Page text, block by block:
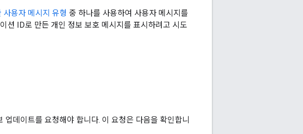
사용자 메시지 유형 중 하나를 사용하여 사용자 메시지를
션 ID로 만든 개인 정보 보호 메시지를 표시하려고 시도
업데이트를 요청해야 합니다. 이 요청은 다음을 확인합니